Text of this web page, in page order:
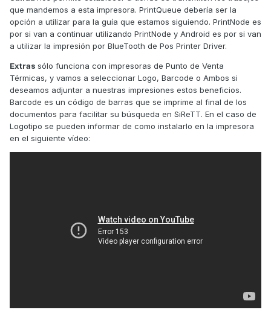
que mandemos a esta impresora. PrintQueue debería ser la
opción a utilizar para la guía que estamos siguiendo. PrintNode es
por si van a continuar utilizando PrintNode y Android es por si van
a utilizar la impresión por BlueTooth de Pos Printer Driver.
Extras sólo funciona con impresoras de Punto de Venta
Térmicas, y vamos a seleccionar Logo, Barcode o Ambos si
deseamos adjuntar a nuestras impresiones estos beneficios.
Barcode es un código de barras que se imprime al final de los
documentos para facilitar su búsqueda en SiReTT. En el caso de
Logotipo se pueden informar de como instalarlo en la impresora
en el siguiente vídeo: